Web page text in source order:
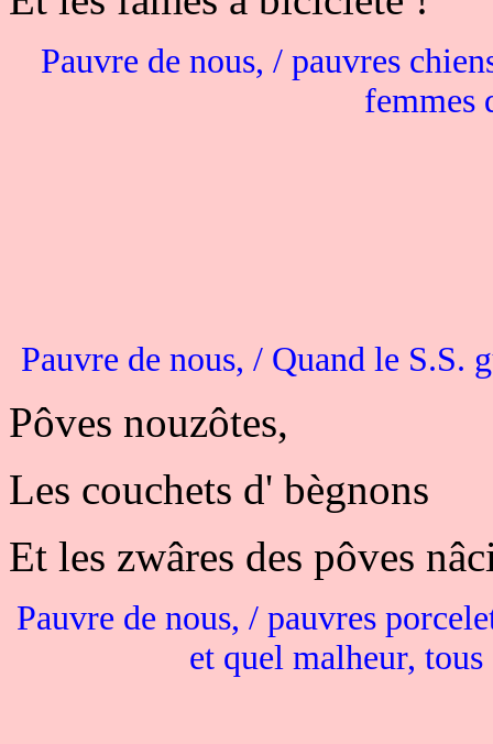
Pauvre de nous, / pauvres
femmes
Pauvre de nous, / Quand le S.S.
Pôves nouzôtes,
Les couchets d' bègnons
Et les zwâres des pôves
Pauvre de nous, / pauvres
et quel malheur, tous